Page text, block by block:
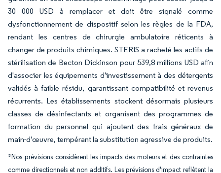
30 000 USD à remplacer et doit être signalé comme
dysfonctionnement de dispositif selon les règles de la FDA,
rendant les centres de chirurgie ambulatoire réticents à
changer de produits chimiques. STERIS a racheté les actifs de
stérilisation de Becton Dickinson pour 539,8 millions USD afin
d'associer les équipements d'investissement à des détergents
validés à faible résidu, garantissant compatibilité et revenus
récurrents. Les établissements stockent désormais plusieurs
classes de désinfectants et organisent des programmes de
formation du personnel qui ajoutent des frais généraux de
main-d'œuvre, tempérant la substitution agressive de produits.
*Nos prévisions considèrent les impacts des moteurs et des contraintes
comme directionnels et non additifs. Les prévisions d'impact reflètent la